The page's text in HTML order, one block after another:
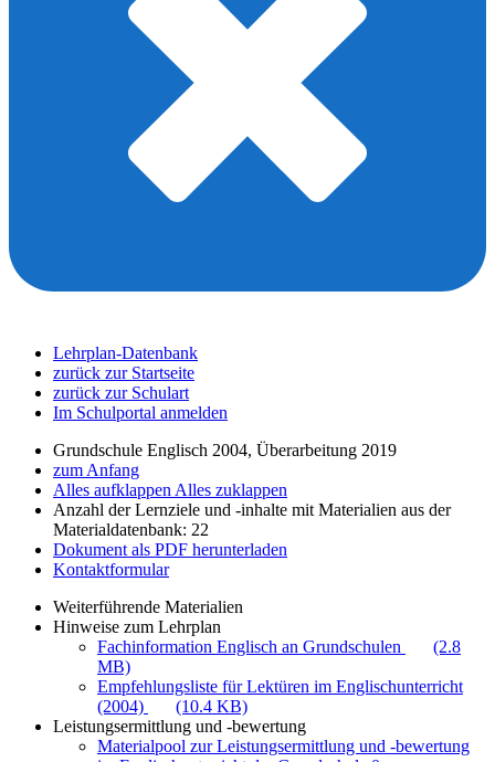
Lehrplan-Datenbank
zurück zur Startseite
zurück zur Schulart
Im Schulportal anmelden
Grundschule Englisch 2004, Überarbeitung 2019
zum Anfang
Alles aufklappen Alles zuklappen
Anzahl der Lernziele und -inhalte mit Materialien aus der
Materialdatenbank: 22
Dokument als PDF herunterladen
Kontaktformular
Weiterführende Materialien
Hinweise zum Lehrplan
Fachinformation Englisch an Grundschulen
(2.8
MB)
Empfehlungsliste für Lektüren im Englischunterricht
(2004)
(10.4 KB)
Leistungsermittlung und -bewertung
Materialpool zur Leistungsermittlung und -bewertung